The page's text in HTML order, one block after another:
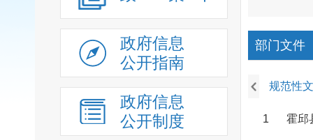
政府信息
公开指南
政府信息
公开制度
部门文件
规范性
1 霍邱